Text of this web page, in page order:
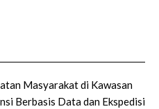
Masyarakat di Kawasan
Berbasis Data dan Ekspedisi